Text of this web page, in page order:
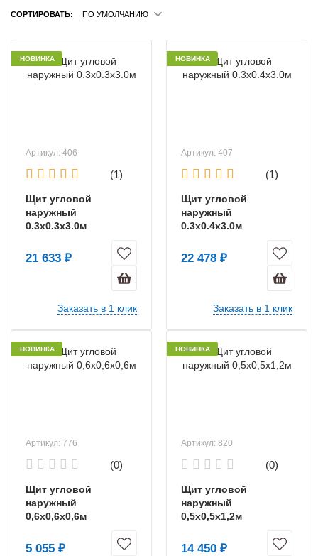
СОРТИРОВАТЬ: ПО УМОЛЧАНИЮ
НОВИНКА
Артикул: 406
(1)
Щит угловой
наружный
0.3х0.3х3.0м
21 633 ₽
Заказать в 1 клик
НОВИНКА
Артикул: 407
(1)
Щит угловой
наружный
0.3х0.4х3.0м
22 478 ₽
Заказать в 1 клик
НОВИНКА
Артикул: 776
(0)
Щит угловой
наружный
0,6х0,6х0,6м
5 055 ₽
НОВИНКА
Артикул: 820
(0)
Щит угловой
наружный
0,5х0,5х1,2м
14 450 ₽